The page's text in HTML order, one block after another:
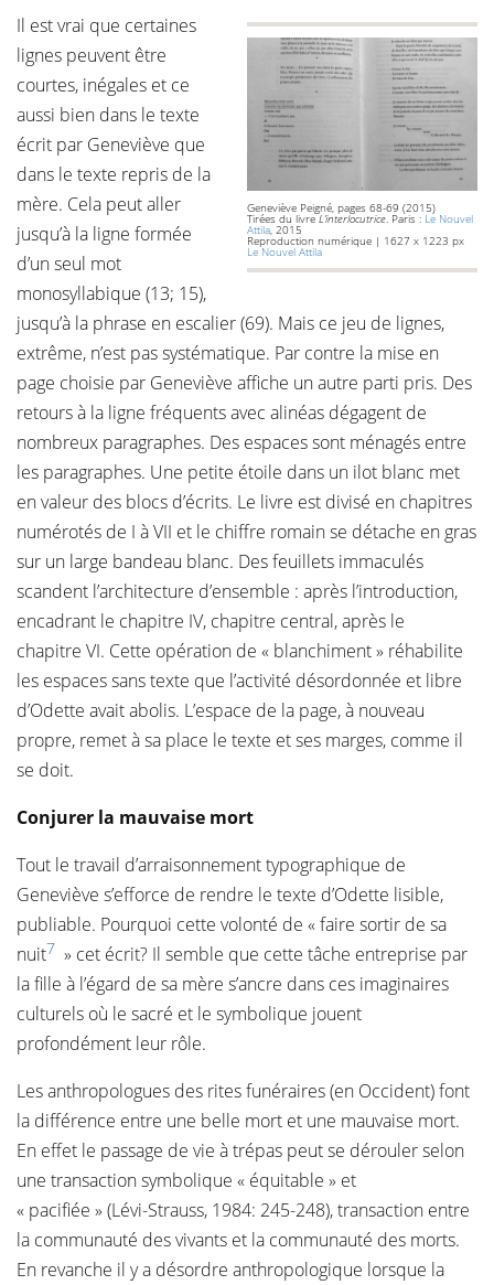
Geneviève Peigné, pages 68-69 (2015)
Tirées du livreL’interlocutrice. Paris : Le Nouvel
Attila, 2015
Reproduction numérique | 1627 x 1223 px
Le Nouvel Attila
Il est vrai que certaines
lignes peuvent être
courtes, inégales et ce
aussi bien dans le texte
écrit par Geneviève que
dans le texte repris de la
mère. Cela peut aller
jusqu’à la ligne formée
d’un seul mot
monosyllabique (13; 15),
jusqu’à la phrase en escalier (69). Mais ce jeu de lignes,
extrême, n’est pas systématique. Par contre la mise en
page choisie par Geneviève affiche un autre parti pris. Des
retours à la ligne fréquents avec alinéas dégagent de
nombreux paragraphes. Des espaces sont ménagés entre
les paragraphes. Une petite étoile dans un ilot blanc met
en valeur des blocs d’écrits. Le livre est divisé en chapitres
numérotés de I à VII et le chiffre romain se détache en gras
sur un large bandeau blanc. Des feuillets immaculés
scandent l’architecture d’ensemble : après l’introduction,
encadrant le chapitre IV, chapitre central, après le
chapitre VI. Cette opération de « blanchiment » réhabilite
les espaces sans texte que l’activité désordonnée et libre
d’Odette avait abolis. L’espace de la page, à nouveau
propre, remet à sa place le texte et ses marges, comme il
se doit.
Conjurer la mauvaise mort
Tout le travail d’arraisonnement typographique de
Geneviève s’efforce de rendre le texte d’Odette lisible,
publiable. Pourquoi cette volonté de « faire sortir de sa
nuit7 » cet écrit? Il semble que cette tâche entreprise par
la fille à l’égard de sa mère s’ancre dans ces imaginaires
culturels où le sacré et le symbolique jouent
profondément leur rôle.
Les anthropologues des rites funéraires (en Occident) font
la différence entre une belle mort et une mauvaise mort.
En effet le passage de vie à trépas peut se dérouler selon
une transaction symbolique « équitable » et
« pacifiée » (Lévi-Strauss, 1984: 245-248), transaction entre
la communauté des vivants et la communauté des morts.
En revanche il y a désordre anthropologique lorsque la